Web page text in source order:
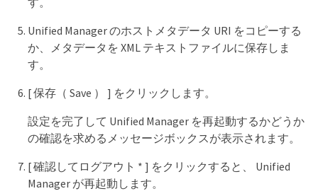
Unified Manager のホストメタデータ URI をコピーする
か、メタデータを XML テキストファイルに保存しま
す。
[ 保存（ Save ） ] をクリックします。
設定を完了して Unified Manager を再起動するかどうか
の確認を求めるメッセージボックスが表示されます。
[ 確認してログアウト * ] をクリックすると、 Unified
Manager が再起動します。